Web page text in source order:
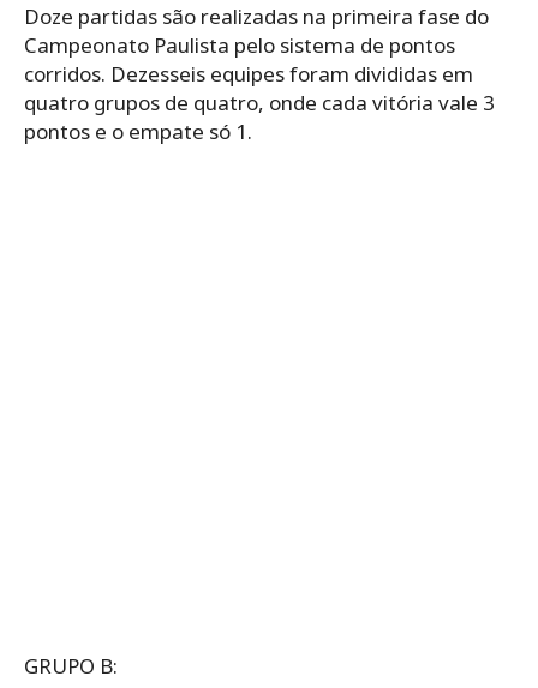
Doze partidas são realizadas na primeira fase do
Campeonato Paulista pelo sistema de pontos
corridos. Dezesseis equipes foram divididas em
quatro grupos de quatro, onde cada vitória vale 3
pontos e o empate só 1.
GRUPO B: